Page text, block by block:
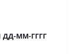
ДД-ММ-ГГГГ